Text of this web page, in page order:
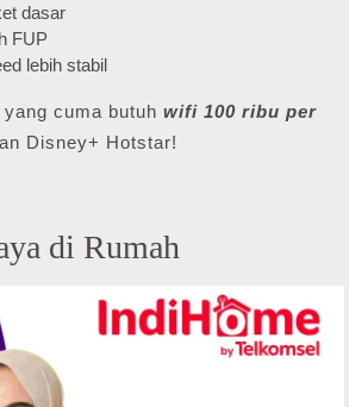
dasar
FUP
lebih stabil
cuma butuh wifi 100 ribu per
Disney+ Hotstar!
di Rumah